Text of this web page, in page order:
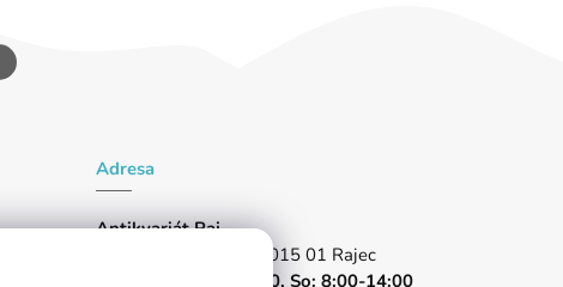
Adresa
Antikvariát Raj
Partizánska 1024/96, 015 01 Rajec
Pon-Pia: 10:00 -17:00, So: 8:00-14:00